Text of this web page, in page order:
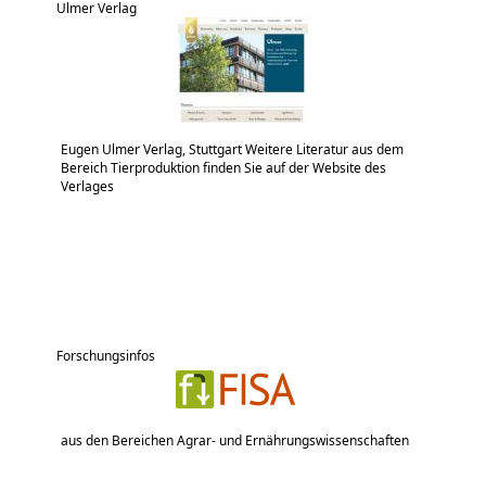
Ulmer Verlag
Eugen Ulmer Verlag, Stuttgart Weitere Literatur aus dem
Bereich Tierproduktion finden Sie auf der Website des
Verlages
Forschungsinfos
aus den Bereichen Agrar- und Ernährungswissenschaften